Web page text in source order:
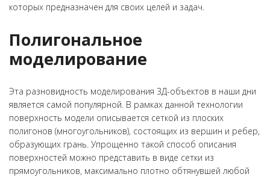
которых предназначен для своих целей и задач.
Полигональное
моделирование
Эта разновидность моделирования 3Д-объектов в наши дни
является самой популярной. В рамках данной технологии
поверхность модели описывается сеткой из плоских
полигонов (многоугольников), состоящих из вершин и ребер,
образующих грань. Упрощенно такой способ описания
поверхностей можно представить в виде сетки из
прямоугольников, максимально плотно обтянувшей любой